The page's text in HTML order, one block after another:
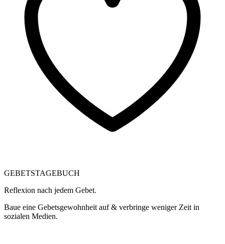
GEBETSTAGEBUCH
Reflexion nach jedem Gebet.
Baue eine Gebetsgewohnheit auf & verbringe weniger Zeit in
sozialen Medien.